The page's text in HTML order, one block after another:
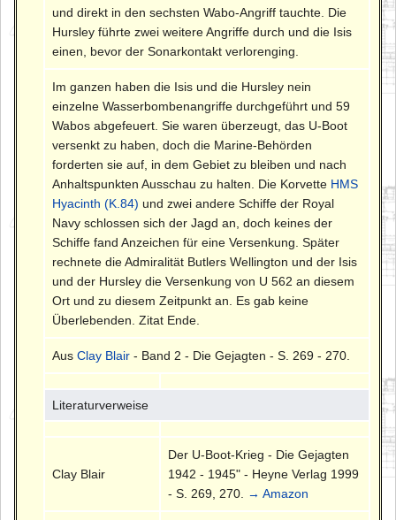
und direkt in den sechsten Wabo-Angriff tauchte. Die
Hursley führte zwei weitere Angriffe durch und die Isis
einen, bevor der Sonarkontakt verlorenging.
Im ganzen haben die Isis und die Hursley nein
einzelne Wasserbombenangriffe durchgeführt und 59
Wabos abgefeuert. Sie waren überzeugt, das U-Boot
versenkt zu haben, doch die Marine-Behörden
forderten sie auf, in dem Gebiet zu bleiben und nach
Anhaltspunkten Ausschau zu halten. Die Korvette HMS
Hyacinth (K.84) und zwei andere Schiffe der Royal
Navy schlossen sich der Jagd an, doch keines der
Schiffe fand Anzeichen für eine Versenkung. Später
rechnete die Admiralität Butlers Wellington und der Isis
und der Hursley die Versenkung von U 562 an diesem
Ort und zu diesem Zeitpunkt an. Es gab keine
Überlebenden. Zitat Ende.
AusClay Blair - Band 2 - Die Gejagten - S. 269 - 270.
Literaturverweise
Clay Blair
Der U-Boot-Krieg - Die Gejagten
1942 - 1945" - Heyne Verlag 1999
- S. 269, 270.
→ Amazon